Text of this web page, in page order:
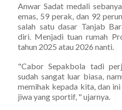
Anwar Sadat medali
emas, 59 perak, dan 92
salah satu dasar Tanjab
diri. Menjadi tuan rumah
tahun 2025 atau 2026 nanti.
"Cabor Sepakbola tadi
sudah sangat luar biasa,
memihak kepada kita, dan
jiwa yang sportif, " ujarnya.